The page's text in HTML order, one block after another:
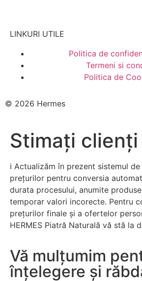
LINKURI UTILE
Politica de
Termeni si
Politica de
© 2026 Hermes
Stimați clienți
ℹ️ Actualizăm în prezent sistemul
prețurilor pentru conversia
durata procesului, anumite
temporar valori incorecte. Pentru
prețurilor finale și a ofertelor
HERMES Piatră Naturală vă stă la
Vă mulțumim
înțelegere și